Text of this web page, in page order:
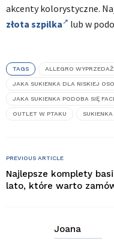
akcenty kolorystyczne.
złota szpilka
lub w
TAGS ALLEGRO
JAKA SUKIENKA DLA NISKIEJ
JAKA SUKIENKA PODOBA SIĘ
OUTLET W PTAKU
PREVIOUS ARTICLE
Najlepsze komplety
lato, które warto
Joana